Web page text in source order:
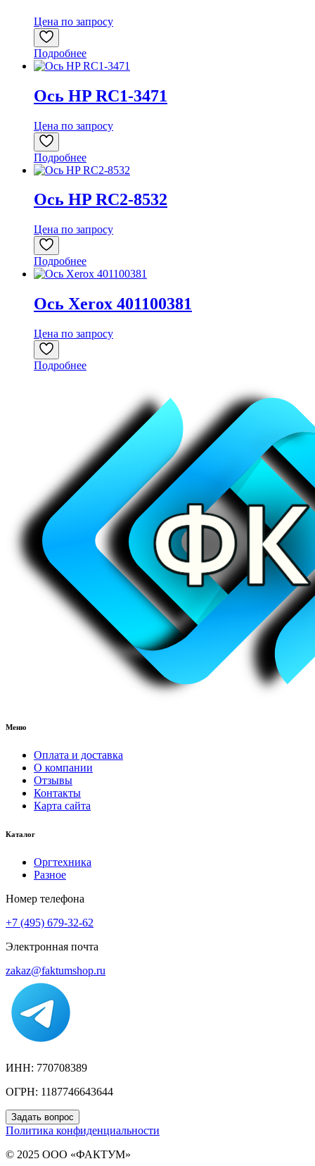
Цена по запросу
Подробнее
Ось HP RC1-3471
Цена по запросу
Подробнее
Ось HP RC2-8532
Цена по запросу
Подробнее
Ось Xerox 401100381
Цена по запросу
Подробнее
Меню
Оплата и доставка
О компании
Отзывы
Контакты
Карта сайта
Каталог
Оргтехника
Разное
Номер телефона
+7 (495) 679-32-62
Электронная почта
zakaz@faktumshop.ru
ИНН: 770708389
ОГРН: 1187746643644
Задать вопрос
Политика конфиденциальности
© 2025 ООО «ФАКТУМ»